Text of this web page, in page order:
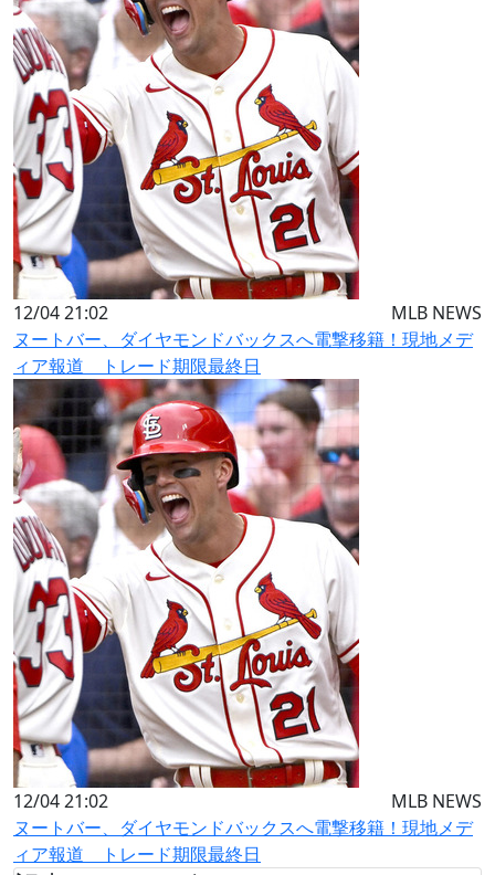
12/04 21:02
MLB NEWS
ヌートバー、ダイヤモンドバックスへ電撃移籍！現地メデ
ィア報道 トレード期限最終日
12/04 21:02
MLB NEWS
ヌートバー、ダイヤモンドバックスへ電撃移籍！現地メデ
ィア報道 トレード期限最終日